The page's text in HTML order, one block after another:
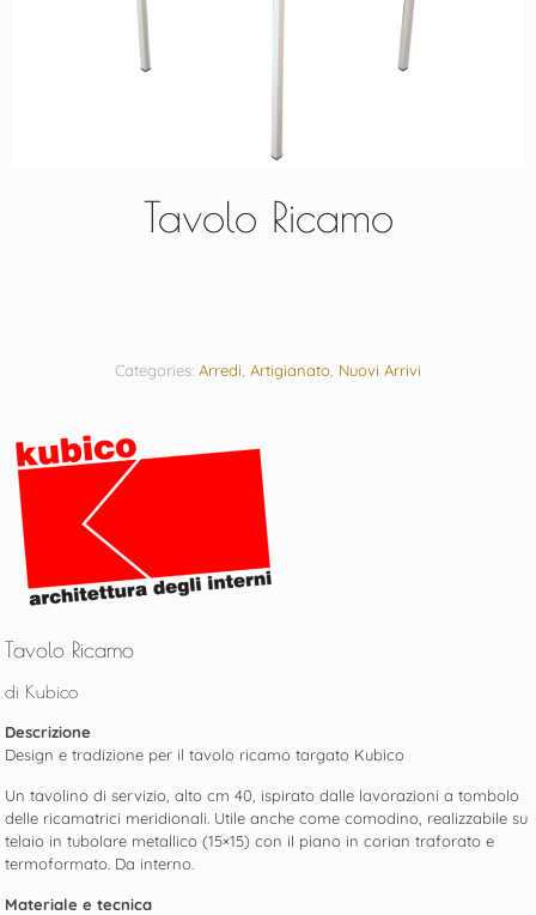
Tavolo Ricamo
Categories: Arredi Artigianato Nuovi Arrivi
Tavolo Ricamo
di Kubico
Descrizione
Design e tradizione per il tavolo ricamo targato Kubico
Un tavolino di servizio, alto cm 40, ispirato dalle lavorazioni a tombolo
delle ricamatrici meridionali. Utile anche come comodino, realizzabile su
telaio in tubolare metallico (15×15) con il piano in corian traforato e
termoformato. Da interno.
Materiale e tecnica